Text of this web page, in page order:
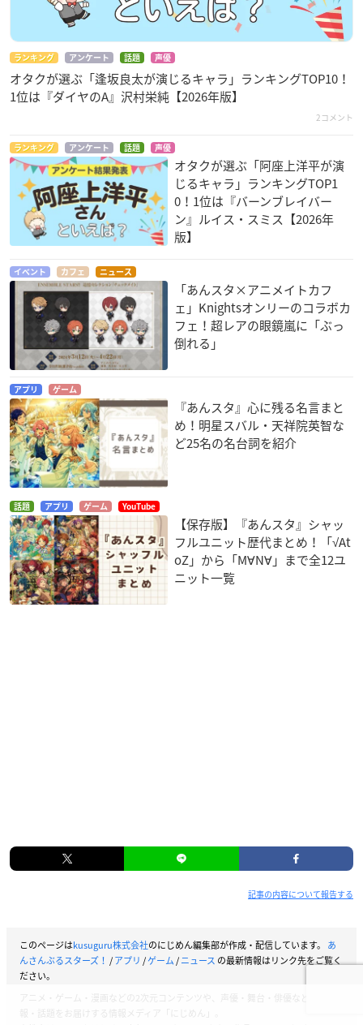
ランキング アンケート 話題 声優
オタクが選ぶ「逢坂良太が演じるキャラ」ランキングTOP10！
1位は『ダイヤのA』沢村栄純【2026年版】
2コメント
ランキング アンケート 話題 声優
オタクが選ぶ「阿座上洋平が演
じるキャラ」ランキングTOP1
0！1位は『バーンブレイバー
ン』ルイス・スミス【2026年
版】
イベント カフェ ニュース
「あんスタ×アニメイトカフ
ェ」Knightsオンリーのコラボカ
フェ！超レアの眼鏡嵐に「ぶっ
倒れる」
アプリ ゲーム
『あんスタ』心に残る名言まと
め！明星スバル・天祥院英智な
ど25名の名台詞を紹介
話題 アプリ ゲーム YouTube
【保存版】『あんスタ』シャッ
フルユニット歴代まとめ！「√At
oZ」から「M∀N∀」まで全12ユ
ニット一覧
記事の内容について報告する
このページはkusuguru株式会社のにじめん編集部が作成・配信しています。 あ
んさんぶるスターズ！ /アプリ /ゲーム/ニュース の最新情報はリンク先をご覧く
ださい。
アニメ・ゲーム・漫画などの2次元コンテンツや、声優・舞台・俳優などの情
報・話題をお届けする情報メディア「にじめん」。